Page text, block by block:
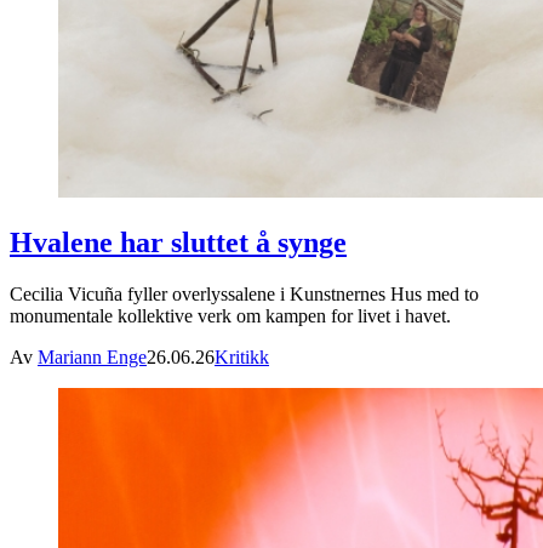
Hvalene har sluttet å synge
Cecilia Vicuña fyller overlyssalene i Kunstnernes Hus med to
monumentale kollektive verk om kampen for livet i havet.
Av Mariann Enge26.06.26Kritikk